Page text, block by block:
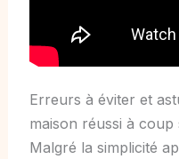
Erreurs à éviter et
maison réussi à coup
Malgré la simplicité